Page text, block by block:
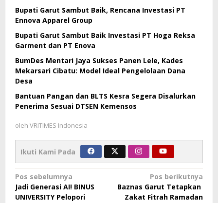
Bupati Garut Sambut Baik, Rencana Investasi PT
Ennova Apparel Group
Bupati Garut Sambut Baik Investasi PT Hoga Reksa
Garment dan PT Enova
BumDes Mentari Jaya Sukses Panen Lele, Kades
Mekarsari Cibatu: Model Ideal Pengelolaan Dana
Desa
Bantuan Pangan dan BLTS Kesra Segera Disalurkan
Penerima Sesuai DTSEN Kemensos
oleh VRITIMES Indonesia
Ikuti Kami Pada
Navigasi
pos
Pos sebelumnya
Jadi Generasi AI! BINUS
UNIVERSITY Pelopori
Pos berikutnya
Baznas Garut Tetapkan
Zakat Fitrah Ramadan